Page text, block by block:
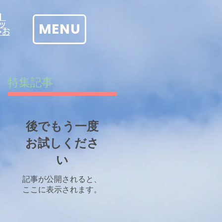
お
MENU
特集記事
後でもう一度
お試しくださ
い
記事が公開されると、
ここに表示されます。